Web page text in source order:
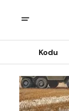
Kodu